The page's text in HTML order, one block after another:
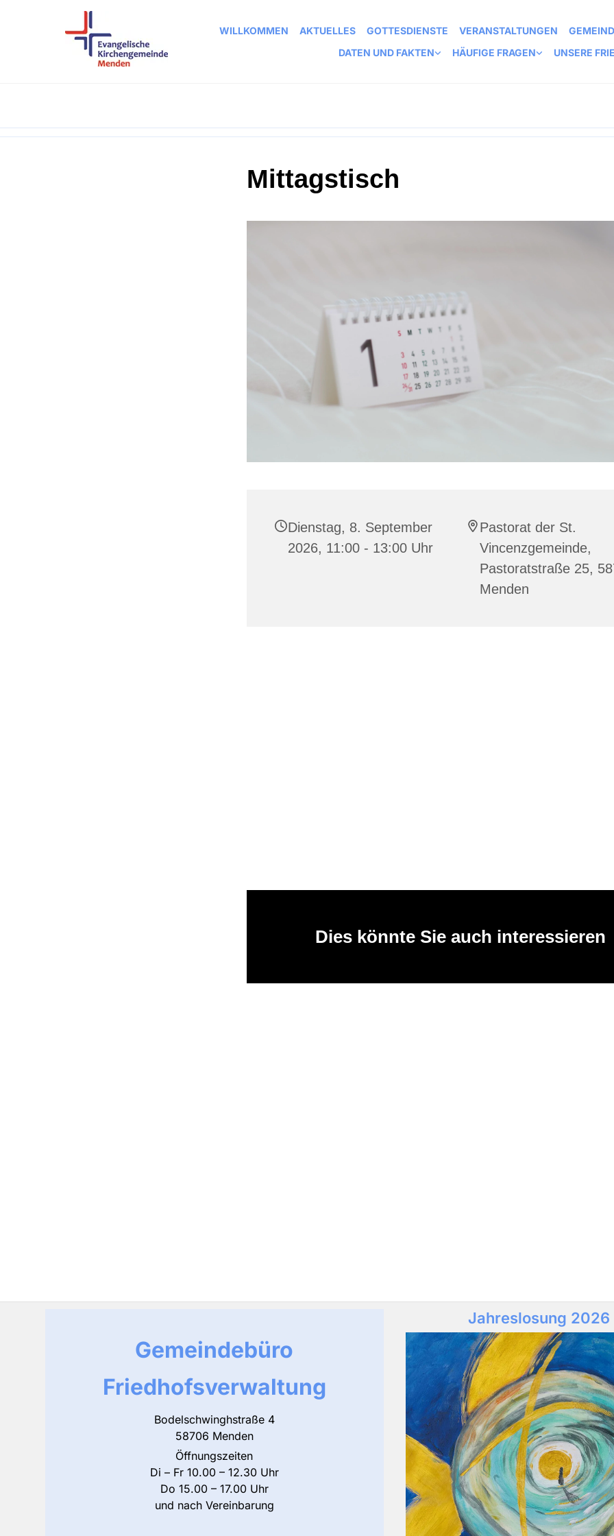
WILLKOMMEN AKTUELLES GOTTESDIENSTE VERANSTALTUNGEN
DATEN UND FAKTEN
HÄUFIGE FRAGEN UNSERE
Mittagstisch
Dienstag, 8. September
2026, 11:00 - 13:00 Uhr
Pastorat der St.
Vincenzgemeinde,
Pastoratstraße 25,
Menden
Dies könnte Sie auch interessieren
Gemeindebüro
Friedhofsverwaltung
Bodelschwinghstraße 4
58706 Menden
Öffnungszeiten
Di – Fr 10.00 – 12.30 Uhr
Do 15.00 – 17.00 Uhr
und nach Vereinbarung
Jahreslosung 2026